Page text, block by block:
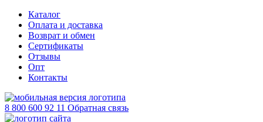
Каталог
Оплата и доставка
Возврат и обмен
Сертификаты
Отзывы
Опт
Контакты
8 800 600 92 11 Обратная связь